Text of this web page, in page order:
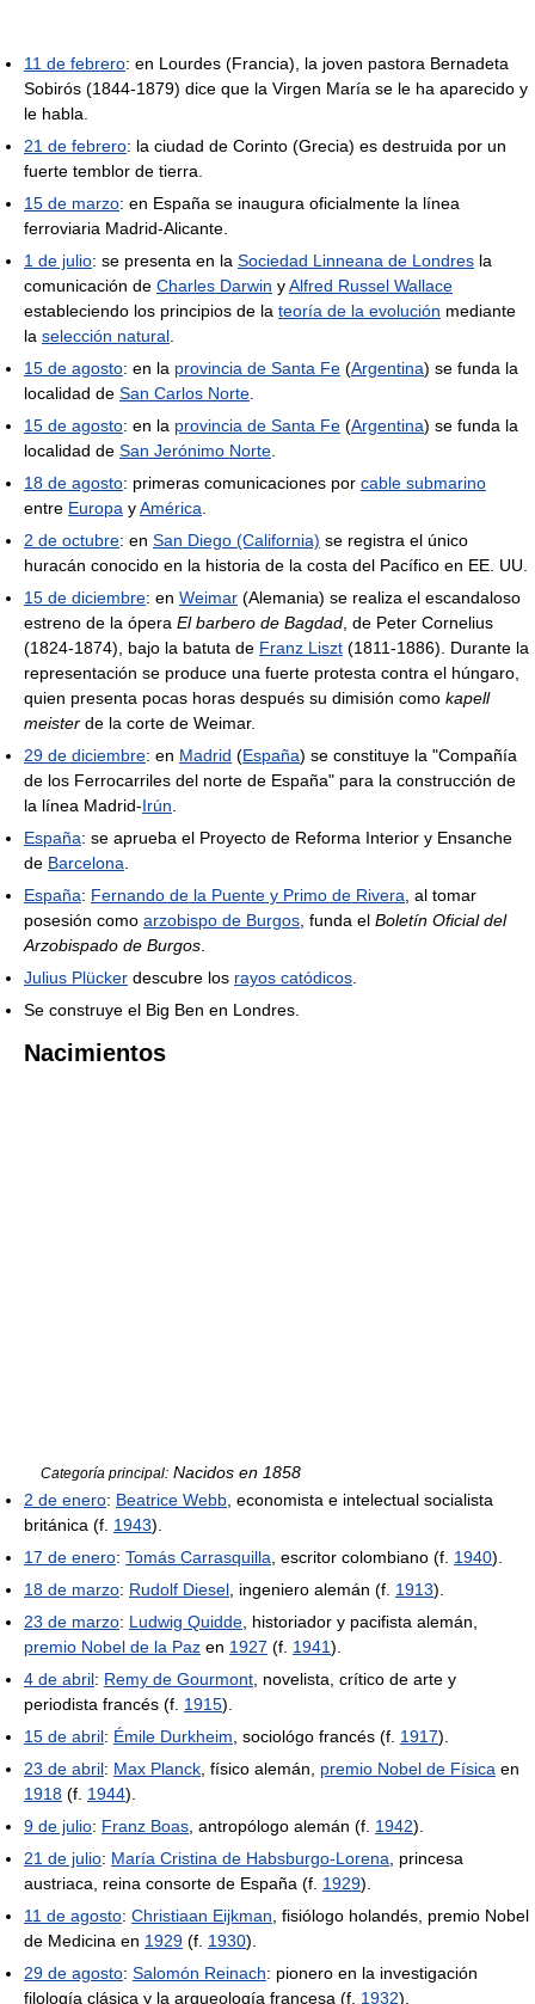
11 de febrero: en Lourdes (Francia), la joven pastora Bernadeta
Sobirós (1844-1879) dice que la Virgen María se le ha aparecido y
le habla.
21 de febrero: la ciudad de Corinto (Grecia) es destruida por un
fuerte temblor de tierra.
15 de marzo: en España se inaugura oficialmente la línea
ferroviaria Madrid-Alicante.
1 de julio: se presenta en la Sociedad Linneana de Londres la
comunicación de Charles Darwin yAlfred Russel Wallace
estableciendo los principios de la teoría de la evolución mediante
la selección natural
15 de agosto: en la provincia de Santa Fe (Argentina) se funda la
localidad de San Carlos Norte
15 de agosto: en la provincia de Santa Fe (Argentina) se funda la
localidad de San Jerónimo Norte
18 de agosto: primeras comunicaciones por cable submarino
entre Europa yAmérica
2 de octubre: en San Diego (California) se registra el único
huracán conocido en la historia de la costa del Pacífico en EE. UU.
15 de diciembre: en Weimar (Alemania) se realiza el escandaloso
estreno de la ópera El barbero de Bagdad , de Peter Cornelius
(1824-1874), bajo la batuta de Franz Liszt (1811-1886). Durante la
representación se produce una fuerte protesta contra el húngaro,
quien presenta pocas horas después su dimisión como kapell
meister de la corte de Weimar.
29 de diciembre: en Madrid (España) se constituye la "Compañía
de los Ferrocarriles del norte de España" para la construcción de
la línea Madrid-Irún
España: se aprueba el Proyecto de Reforma Interior y Ensanche
de Barcelona
España: Fernando de la Puente y Primo de Rivera , al tomar
posesión como arzobispo de Burgos , funda el Boletín Oficial del
Arzobispado de Burgos
Julius Plücker descubre los rayos catódicos
Se construye el Big Ben en Londres.
Nacimientos
Categoría principal: Nacidos en 1858
2 de enero: Beatrice Webb, economista e intelectual socialista
británica (f. 1943).
17 de enero: Tomás Carrasquilla, escritor colombiano (f. 1940).
18 de marzo: Rudolf Diesel, ingeniero alemán (f. 1913).
23 de marzo: Ludwig Quidde, historiador y pacifista alemán,
premio Nobel de la Paz en 1927 (f. 1941).
4 de abril: Remy de Gourmont, novelista, crítico de arte y
periodista francés (f. 1915).
15 de abril: Émile Durkheim, sociológo francés (f. 1917).
23 de abril: Max Planck, físico alemán, premio Nobel de Física en
1918 (f. 1944).
9 de julio: Franz Boas, antropólogo alemán (f. 1942).
21 de julio: María Cristina de Habsburgo-Lorena, princesa
austriaca, reina consorte de España (f. 1929).
11 de agosto: Christiaan Eijkman, fisiólogo holandés, premio Nobel
de Medicina en 1929 (f. 1930).
29 de agosto: Salomón Reinach: pionero en la investigación
filología clásica y la arqueología francesa (f. 1932).